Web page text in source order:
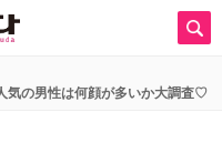
気の男性は何顔が多いか大調査♡